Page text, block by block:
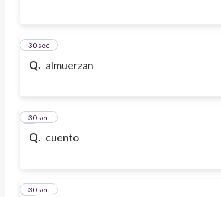
Q. almuerzan
2
30 sec
Q. cuento
3
30 sec
4
30 sec